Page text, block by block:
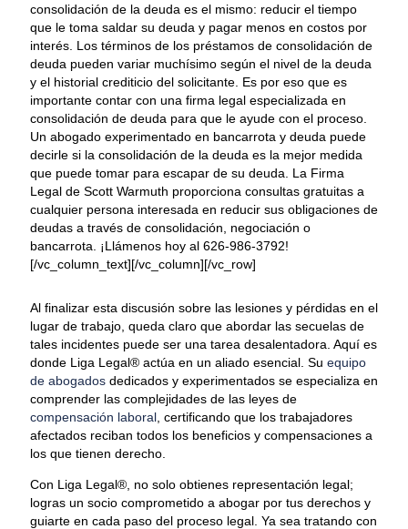
consolidación de la deuda es el mismo: reducir el tiempo
que le toma saldar su deuda y pagar menos en costos por
interés. Los términos de los préstamos de consolidación de
deuda pueden variar muchísimo según el nivel de la deuda
y el historial crediticio del solicitante. Es por eso que es
importante contar con una firma legal especializada en
consolidación de deuda para que le ayude con el proceso.
Un abogado experimentado en bancarrota y deuda puede
decirle si la consolidación de la deuda es la mejor medida
que puede tomar para escapar de su deuda. La Firma
Legal de Scott Warmuth proporciona consultas gratuitas a
cualquier persona interesada en reducir sus obligaciones de
deudas a través de consolidación, negociación o
bancarrota. ¡Llámenos hoy al 626-986-3792!
[/vc_column_text][/vc_column][/vc_row]
Al finalizar esta discusión sobre las lesiones y pérdidas en el
lugar de trabajo, queda claro que abordar las secuelas de
tales incidentes puede ser una tarea desalentadora. Aquí es
donde Liga Legal® actúa en un aliado esencial. Su equipo
de abogados dedicados y experimentados se especializa en
comprender las complejidades de las leyes de
compensación laboral , certificando que los trabajadores
afectados reciban todos los beneficios y compensaciones a
los que tienen derecho.
Con Liga Legal®, no solo obtienes representación legal;
logras un socio comprometido a abogar por tus derechos y
guiarte en cada paso del proceso legal. Ya sea tratando con